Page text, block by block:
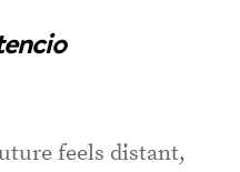
feels distant,